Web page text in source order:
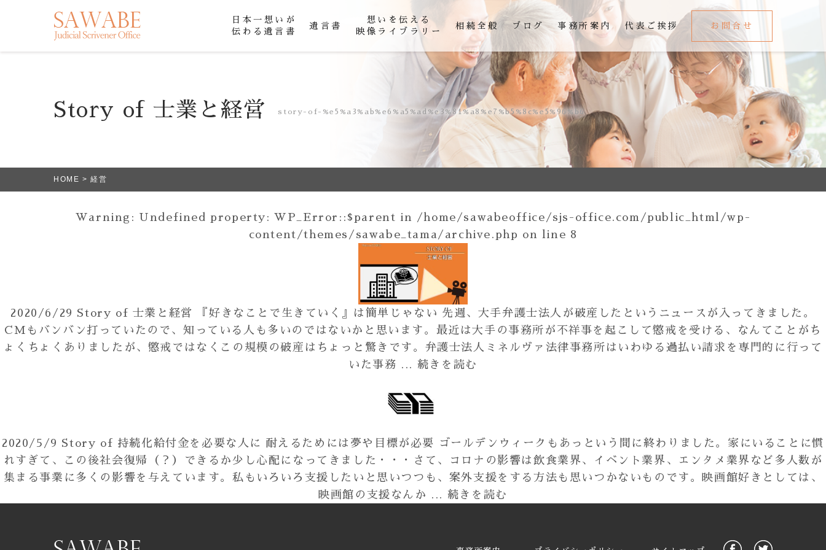
日本一想いが
伝わる遺言書
遺言書
想いを伝える
映像ライブラリー
相続全般 ブログ 事務所案内 代表ご挨拶 お問合せ
Story of 士業と経営 story-of-%e5%a3%ab%e6%a5%ad%e3%81%a8%e7%b5%8c%e5%96%b6
HOME >経営
Warning : Undefined property: WP_Error::$parent in
/home/sawabeoffice/sjs-office.com/public_html/wp-
content/themes/sawabe_tama/archive.php on line 8
2020/6/29 Story of 士業と経営 『好きなことで生きていく』は簡単じゃない 先週、大手弁護士法人が破産したというニュースが入ってきました。
CMもバンバン打っていたので、知っている人も多いのではないかと思います。最近は大手の事務所が不祥事を起こして懲戒を受ける、なんてことがち
ょくちょくありましたが、懲戒ではなくこの規模の破産はちょっと驚きです。弁護士法人ミネルヴァ法律事務所はいわゆる過払い請求を専門的に行って
いた事務 ... 続きを読む
2020/5/9 Story of 持続化給付金を必要な人に 耐えるためには夢や目標が必要 ゴールデンウィークもあっという間に終わりました。家にいることに慣
れすぎて、この後社会復帰（？）できるか少し心配になってきました・・・さて、コロナの影響は飲食業界、イベント業界、エンタメ業界など多人数が
集まる事業に多くの影響を与えています。私もいろいろ支援したいと思いつつも、案外支援をする方法も思いつかないものです。映画館好きとしては、
映画館の支援なんか ... 続きを読む